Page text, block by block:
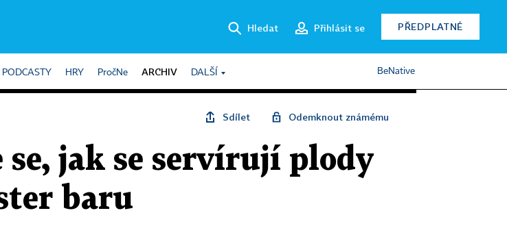
Hledat Přihlásit se PŘEDPLATNÉ
PODCASTY HRY PročNe ARCHIV DALŠÍ BeNative
Sdílet Odemknout známému
se, jak se servírují plody
baru